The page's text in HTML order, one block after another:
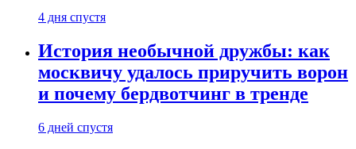
4 дня спустя
История необычной дружбы: как
москвичу удалось приручить ворон
и почему бердвотчинг в тренде
6 дней спустя